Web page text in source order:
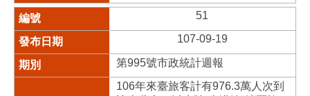
51
107-09-19
第995號市政統計週報
106年來臺旅客計有976.3萬人次到